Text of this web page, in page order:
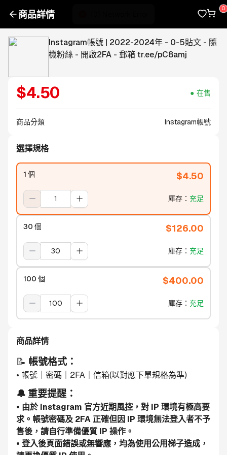
商品詳情
Instagram帳號 | 2022-2024年 - 0-5貼文 - 隨
機粉絲 - 開啟2FA - 郵箱 tr.ee/pC8amj
$4.50 在售
商品分類 Instagram帳號
選擇規格
1 個 $4.50
庫存 ： 充足
30 個 $126.00
庫存 ： 充足
100 個 $400.00
庫存 ： 充足
商品詳情
📝 帳號格式：
• 帳號｜密碼｜2FA｜信箱(以對應下單規格為準)
🔔 重要提醒：
• 由於 Instagram 官方近期風控，對 IP 環境有極高要
求。帳號密碼及 2FA 正確但因 IP 環境無法登入者不予
售後，請自行準備優質 IP 操作。
• 登入後頁面錯誤或無響應，均為使用公用梯子造成，